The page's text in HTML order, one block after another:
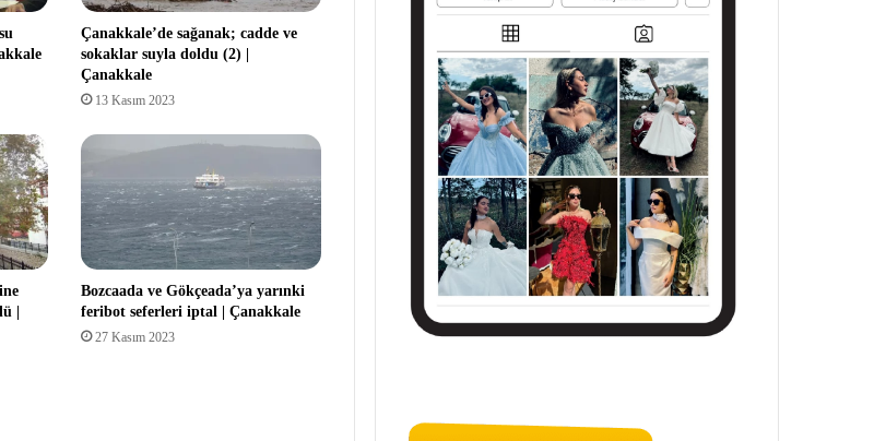
Çanakkale’de sağanak; cadde ve
sokaklar suyla doldu (2) |
Çanakkale
13 Kasım 2023
|
Bozcaada ve Gökçeada’ya yarınki
feribot seferleri iptal | Çanakkale
27 Kasım 2023